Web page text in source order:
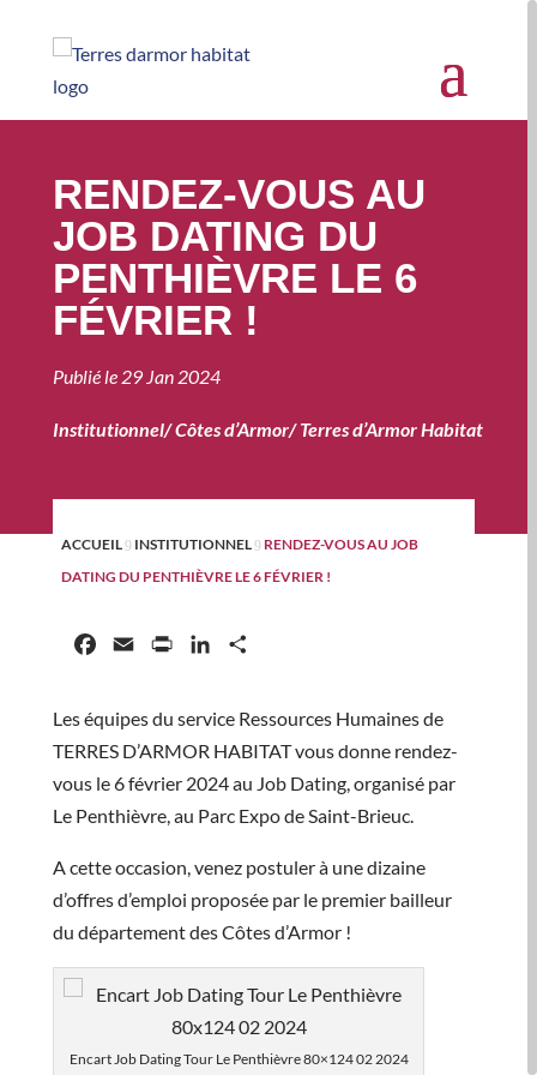
RENDEZ-VOUS AU
JOB DATING DU
PENTHIÈVRE LE 6
FÉVRIER !
Publié le 29 Jan 2024
Institutionnel/Côtes d’Armor/Terres d’Armor Habitat
ACCUEIL9 INSTITUTIONNEL9 RENDEZ-VOUS AU JOB
DATING DU PENTHIÈVRE LE 6 FÉVRIER !
Facebook
Email Print LinkedIn
Les équipes du service Ressources Humaines de
TERRES D’ARMOR HABITAT vous donne rendez-
vous le 6 février 2024 au Job Dating, organisé par
Le Penthièvre, au Parc Expo de Saint-Brieuc.
A cette occasion, venez postuler à une dizaine
d’offres d’emploi proposée par le premier bailleur
du département des Côtes d’Armor !
Encart Job Dating Tour Le Penthièvre 80×124 02 2024